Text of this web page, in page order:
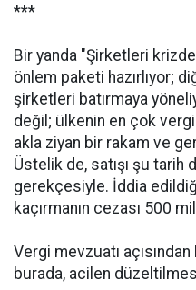
***
Bir yanda "Şirketleri
önlem paketi hazırlıyor;
şirketleri batırmaya
değil; ülkenin en çok
akla ziyan bir rakam ve
Üstelik de, satışı şu
gerekçesiyle. İddia
kaçırmanın cezası 500
Vergi mevzuatı
burada, acilen